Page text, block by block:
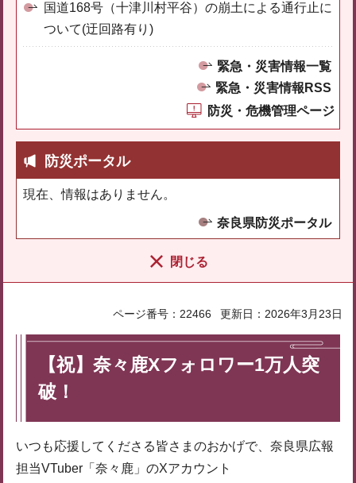
国道168号（十津川村平谷）の崩土による通行止に
ついて(迂回路有り)
緊急・災害情報一覧
緊急・災害情報RSS
防災・危機管理ページ
防災ポータル
現在、情報はありません。
奈良県防災ポータル
閉じる
ページ番号：22466 更新日：2026年3月23日
【祝】奈々鹿Xフォロワー1万人突
破！
いつも応援してくださる皆さまのおかげで、奈良県広報
担当VTuber「奈々鹿」のXアカウント